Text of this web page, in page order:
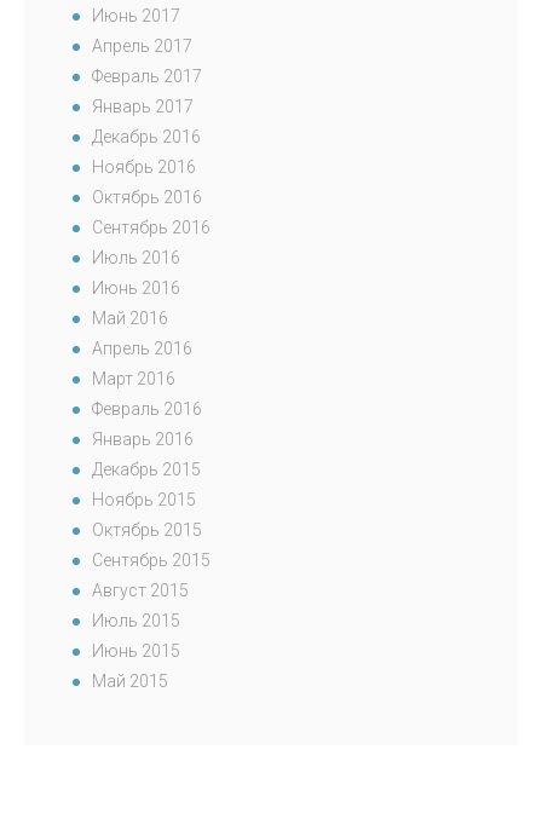
Июнь 2017
Апрель 2017
Февраль 2017
Январь 2017
Декабрь 2016
Ноябрь 2016
Октябрь 2016
Сентябрь 2016
Июль 2016
Июнь 2016
Май 2016
Апрель 2016
Март 2016
Февраль 2016
Январь 2016
Декабрь 2015
Ноябрь 2015
Октябрь 2015
Сентябрь 2015
Август 2015
Июль 2015
Июнь 2015
Май 2015